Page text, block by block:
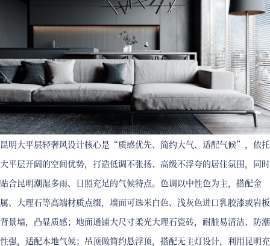
昆明大平层轻奢风设计核心是“质感优先、简约大气、适配气候”，依托
大平层开阔的空间优势，打造低调不张扬、高级不浮夸的居住氛围，同时
贴合昆明潮湿多雨、日照充足的气候特点。色调以中性色为主，搭配金
属、大理石等高端材质点缀，墙面可选米白色、浅灰色进口乳胶漆或岩板
背景墙，凸显质感；地面通铺大尺寸柔光大理石瓷砖，耐脏易清洁、防潮
性强，适配本地气候；吊顶做简约悬浮顶，搭配无主灯设计，利用昆明充